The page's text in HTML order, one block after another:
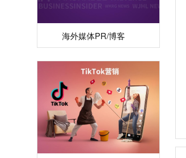
海外媒体PR/博客
Tiktok海外营销